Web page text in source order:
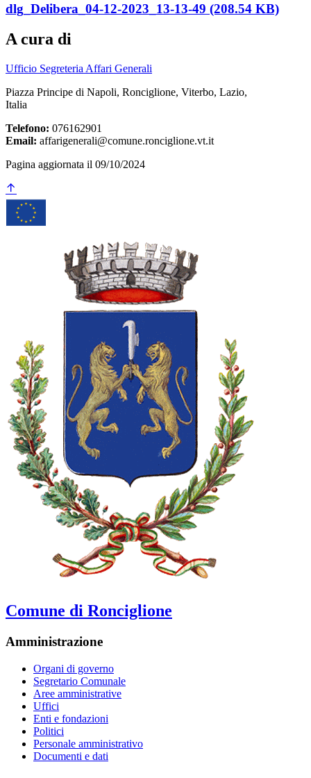
dlg_Delibera_04-12-2023_13-13-49 (208.54 KB)
A cura di
Ufficio Segreteria Affari Generali
Piazza Principe di Napoli, Ronciglione, Viterbo, Lazio,
Italia
Telefono: 076162901
Email: affarigenerali@comune.ronciglione.vt.it
Pagina aggiornata il 09/10/2024
Comune di Ronciglione
Amministrazione
Organi di governo
Segretario Comunale
Aree amministrative
Uffici
Enti e fondazioni
Politici
Personale amministrativo
Documenti e dati